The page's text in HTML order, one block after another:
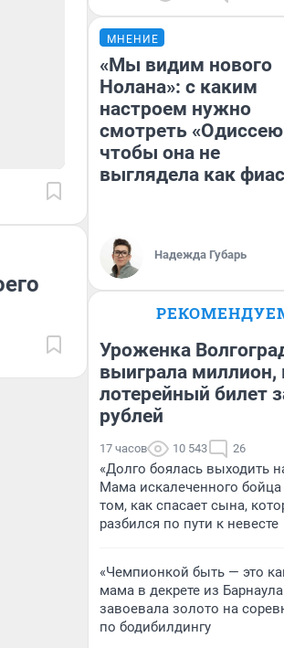
МНЕНИЕ
«Мы видим нового
Нолана»: с каким
настроем нужно
смотреть
чтобы она не
выглядела как
Надежда Губарь
Уроженка
выиграла миллион,
лотерейный билет
рублей
17 часов 10 543 26
«Долго боялась выходить
Мама искалеченного
том, как спасает сына,
разбился по пути к невесте
«Чемпионкой быть — это
мама в декрете из Барнаула
завоевала золото на
по бодибилдингу